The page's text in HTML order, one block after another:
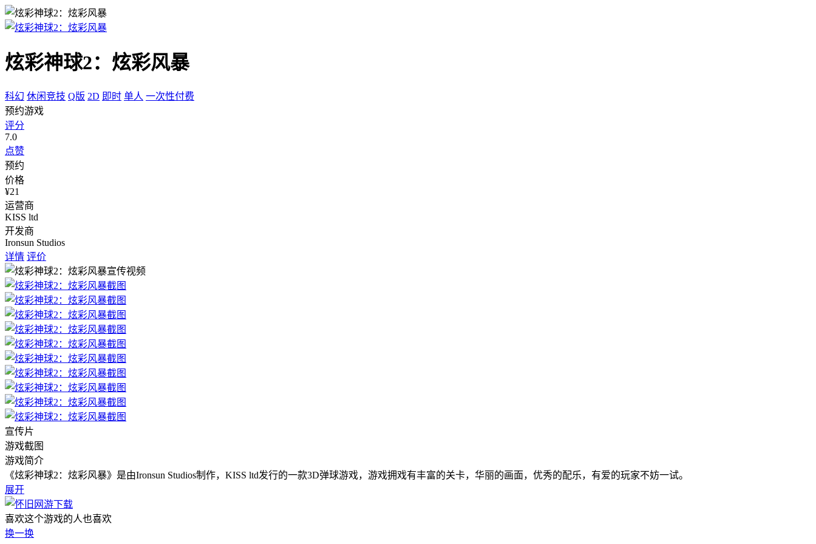
炫彩神球2：炫彩风暴
科幻 休闲竞技 Q版 2D 即时 单人 一次性付费
预约游戏
评分
7.0
点赞
预约
价格
¥21
运营商
KISS ltd
开发商
Ironsun Studios
详情 评价
宣传片
游戏截图
游戏简介
《炫彩神球2：炫彩风暴》是由Ironsun Studios制作，KISS ltd发行的一款3D弹球游戏，游戏拥戏有丰富的关卡，华丽的画面，优秀的配乐，有爱的玩家不妨一试。
展开
喜欢这个游戏的人也喜欢
换一换